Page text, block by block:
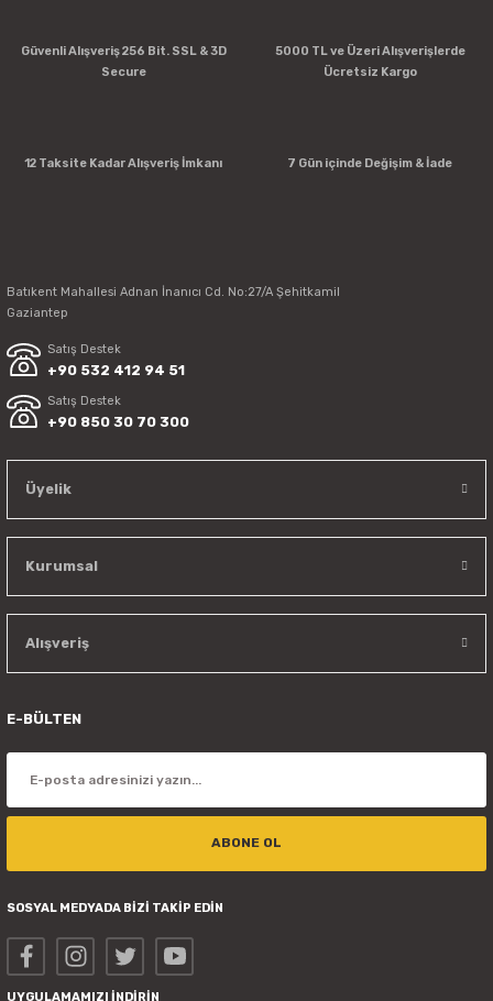
Güvenli Alışveriş 256 Bit. SSL & 3D
Secure
5000 TL ve Üzeri Alışverişlerde
Ücretsiz Kargo
12 Taksite Kadar Alışveriş İmkanı 7 Gün içinde Değişim & İade
Batıkent Mahallesi Adnan İnanıcı Cd. No:27/A Şehitkamil
Gaziantep
Satış Destek
+90 532 412 94 51
Satış Destek
+90 850 30 70 300
Üyelik
Kurumsal
Alışveriş
E-BÜLTEN
ABONE OL
SOSYAL MEDYADA BİZİ TAKİP EDİN
UYGULAMAMIZI İNDİRİN